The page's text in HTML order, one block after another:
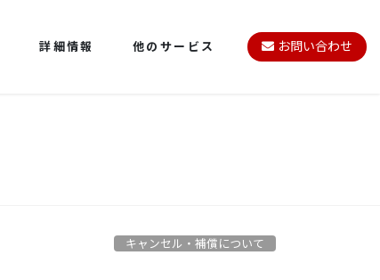
詳細情報 他のサービス お問い合わせ
キャンセル・補償について